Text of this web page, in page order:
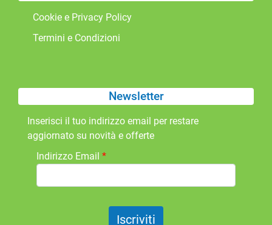
Cookie e Privacy Policy
Termini e Condizioni
Newsletter
Inserisci il tuo indirizzo email per restare
aggiornato su novità e offerte
Indirizzo Email *